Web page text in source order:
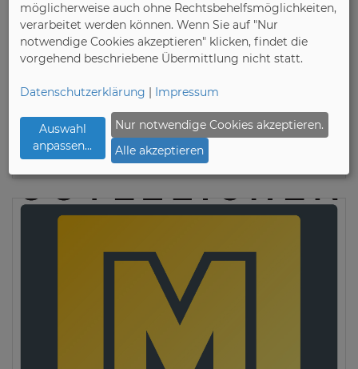
15.11.2022
Hohe Energiepreise, mehr
Kurzarbeit und eine schwache
Konsumstimmung
möglicherweise auch ohne Rechtsbehelfsmöglichkeiten,
verarbeitet werden können. Wenn Sie auf "Nur
notwendige Cookies akzeptieren" klicken, findet die
vorgehend beschriebene Übermittlung nicht statt.
Datenschutzerklärung | Impressum
Auswahl
anpassen...
Nur notwendige Cookies akzeptieren.
Alle akzeptieren